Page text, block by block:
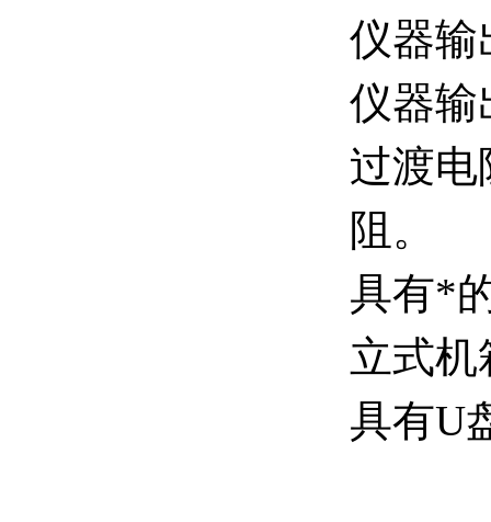
仪器输
仪器输
过渡电
阻。
具有*
立式机
具有U